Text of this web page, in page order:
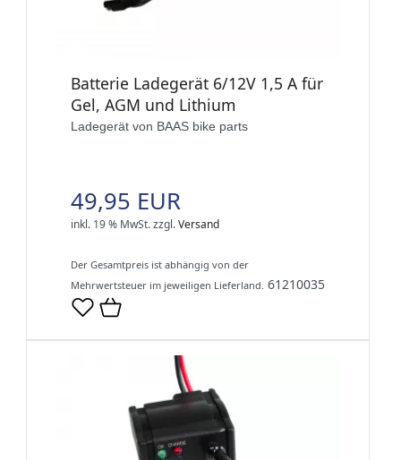
Batterie Ladegerät 6/12V 1,5 A für
Gel, AGM und Lithium
Ladegerät von BAAS bike parts
49,95 EUR
inkl. 19 % MwSt.zzgl.Versand
Der Gesamtpreis ist abhängig von der
Mehrwertsteuer im jeweiligen Lieferland. 61210035